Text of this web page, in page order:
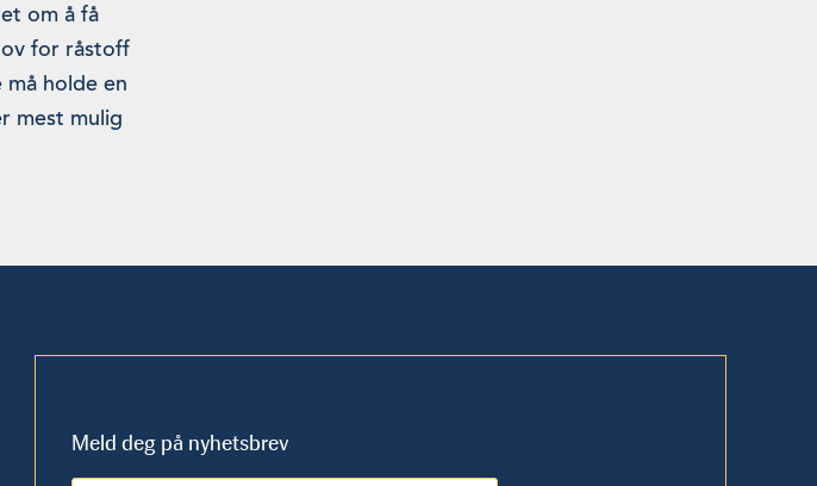
om å få
for råstoff
holde en
mest mulig
Meld deg på nyhetsbrev